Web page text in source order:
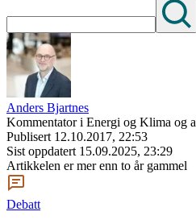
Anders Bjartnes
Kommentator i Energi og Klima og
Publisert 12.10.2017, 22:53
Sist oppdatert 15.09.2025, 23:29
Artikkelen er mer enn to år gammel
Debatt